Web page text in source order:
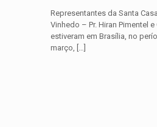
Representantes da Santa
Vinhedo – Pr. Hiran Pimentel
estiveram em Brasília, no
março, […]